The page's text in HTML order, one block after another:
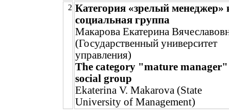
2 Категория «зрелый менеджер»
социальная группа
Макарова Екатерина
(Государственный университет
управления)
The category "mature manager"
social group
Ekaterina V. Makarova (State
University of Management)